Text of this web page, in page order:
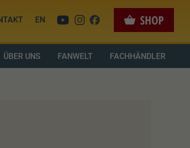
EN
ÜBER UNS FANWELT FACHHÄNDLER